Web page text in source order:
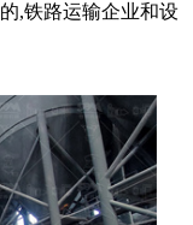
,铁路运输企业和设